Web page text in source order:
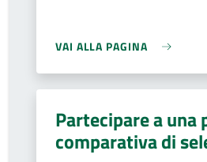
VAI ALLA PAGINA
Partecipare a una
comparativa di